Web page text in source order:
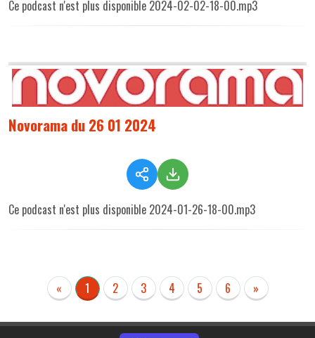
Ce podcast n'est plus disponible 2024-02-02-18-00.mp3
Novorama du 26 01 2024
Ce podcast n'est plus disponible 2024-01-26-18-00.mp3
« 1 2 3 4 5 6 »